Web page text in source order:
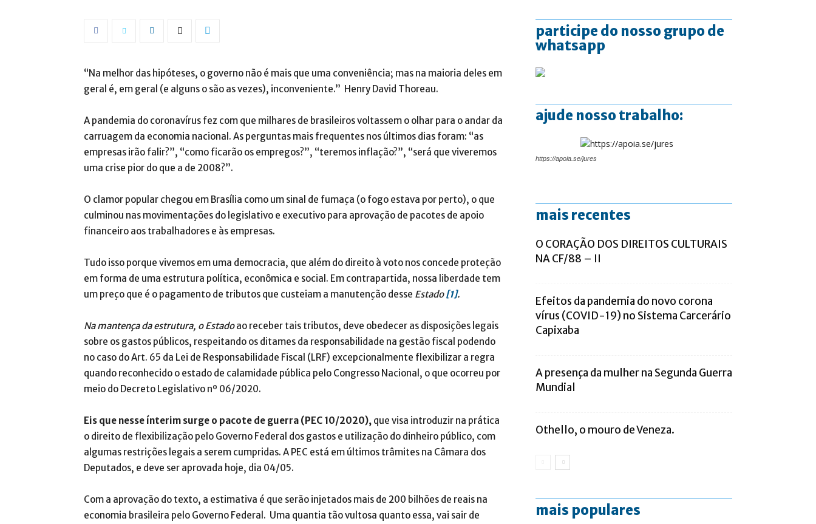
“Na melhor das hipóteses, o governo não é mais que uma conveniência; mas na maioria deles em
geral é, em geral (e alguns o são as vezes), inconveniente.” Henry David Thoreau.
A pandemia do coronavírus fez com que milhares de brasileiros voltassem o olhar para o andar da
carruagem da economia nacional. As perguntas mais frequentes nos últimos dias foram: “as
empresas irão falir?”, “como ficarão os empregos?”, “teremos inflação?”, “será que viveremos
uma crise pior do que a de 2008?”.
O clamor popular chegou em Brasília como um sinal de fumaça (o fogo estava por perto), o que
culminou nas movimentações do legislativo e executivo para aprovação de pacotes de apoio
financeiro aos trabalhadores e às empresas.
Tudo isso porque vivemos em uma democracia, que além do direito à voto nos concede proteção
em forma de uma estrutura política, econômica e social. Em contrapartida, nossa liberdade tem
um preço que é o pagamento de tributos que custeiam a manutenção desse Estado[1].
Na mantença da estrutura, o Estadoao receber tais tributos, deve obedecer as disposições legais
sobre os gastos públicos, respeitando os ditames da responsabilidade na gestão fiscal podendo
no caso do Art. 65 da Lei de Responsabilidade Fiscal (LRF) excepcionalmente flexibilizar a regra
quando reconhecido o estado de calamidade pública pelo Congresso Nacional, o que ocorreu por
meio do Decreto Legislativo nº 06/2020.
Eis que nesse ínterim surge o pacote de guerra (PEC 10/2020), que visa introduzir na prática
o direito de flexibilização pelo Governo Federal dos gastos e utilização do dinheiro público, com
algumas restrições legais a serem cumpridas. A PEC está em últimos trâmites na Câmara dos
Deputados, e deve ser aprovada hoje, dia 04/05.
Com a aprovação do texto, a estimativa é que serão injetados mais de 200 bilhões de reais na
economia brasileira pelo Governo Federal. Uma quantia tão vultosa quanto essa, vai sair de
participe do nosso grupo de
whatsapp
ajude nosso trabalho:
https://apoia.se/jures
mais recentes
O CORAÇÃO DOS DIREITOS CULTURAIS
NA CF/88 – II
Efeitos da pandemia do novo corona
vírus (COVID-19) no Sistema Carcerário
Capixaba
A presença da mulher na Segunda Guerra
Mundial
Othello, o mouro de Veneza.
mais populares